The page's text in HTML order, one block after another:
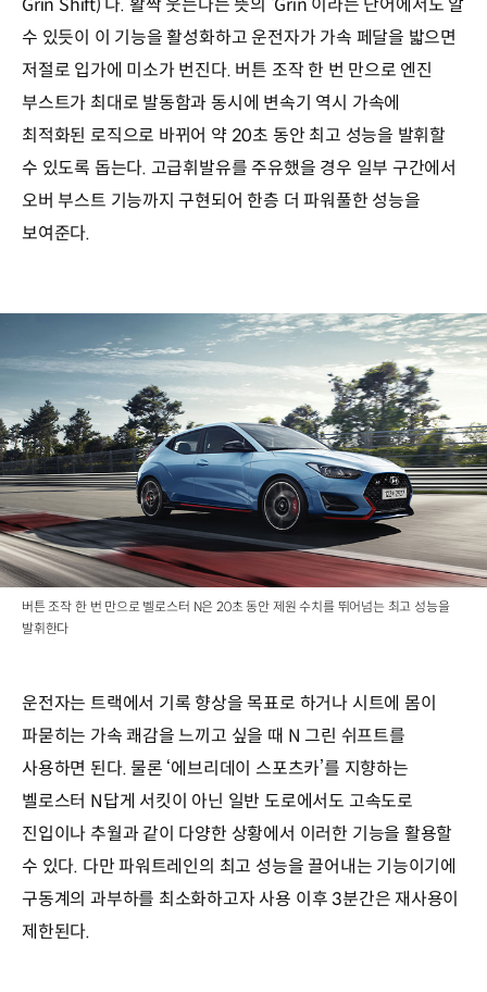
Grin Shift)’다. 활짝 웃는다는 뜻의 ‘Grin’이라는 단어에서도 알
수 있듯이 이 기능을 활성화하고 운전자가 가속 페달을 밟으면
저절로 입가에 미소가 번진다. 버튼 조작 한 번 만으로 엔진
부스트가 최대로 발동함과 동시에 변속기 역시 가속에
최적화된 로직으로 바뀌어 약 20초 동안 최고 성능을 발휘할
수 있도록 돕는다. 고급휘발유를 주유했을 경우 일부 구간에서
오버 부스트 기능까지 구현되어 한층 더 파워풀한 성능을
보여준다.
버튼 조작 한 번 만으로 벨로스터 N은 20초 동안 제원 수치를 뛰어넘는 최고 성능을
발휘한다
운전자는 트랙에서 기록 향상을 목표로 하거나 시트에 몸이
파묻히는 가속 쾌감을 느끼고 싶을 때 N 그린 쉬프트를
사용하면 된다. 물론 ‘에브리데이 스포츠카’를 지향하는
벨로스터 N답게 서킷이 아닌 일반 도로에서도 고속도로
진입이나 추월과 같이 다양한 상황에서 이러한 기능을 활용할
수 있다. 다만 파워트레인의 최고 성능을 끌어내는 기능이기에
구동계의 과부하를 최소화하고자 사용 이후 3분간은 재사용이
제한된다.